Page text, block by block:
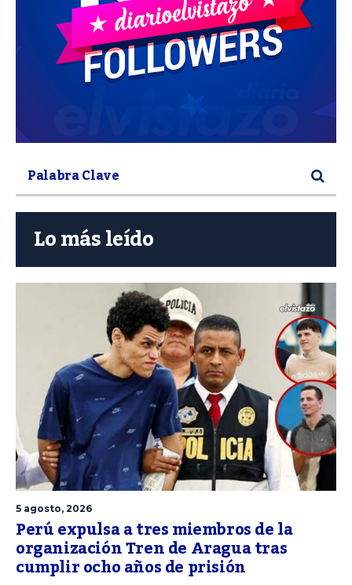
Lo más leído
5 agosto, 2026
Perú expulsa a tres miembros de la
organización Tren de Aragua tras
cumplir ocho años de prisión